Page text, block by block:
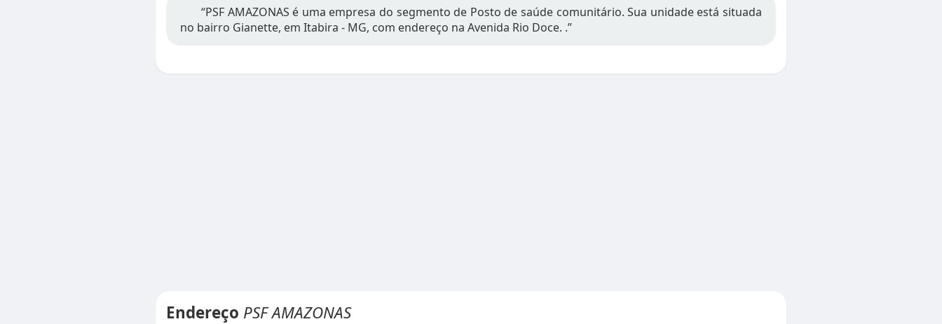
“PSF AMAZONAS é uma empresa do segmento de Posto de saúde comunitário. Sua unidade está situada
no bairro Gianette, em Itabira - MG, com endereço na Avenida Rio Doce. .”
Endereço PSF AMAZONAS